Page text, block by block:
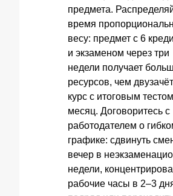
предмета.
время
весу: предмет с 6
и экзаменом через три
недели получает
ресурсов, чем
курс с итоговым
месяц. Договоритесь с
работодателем о
графике: сдвинуть
вечер в
недели,
рабочие часы в 2–3